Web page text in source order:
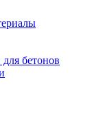
бетонов